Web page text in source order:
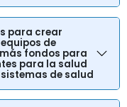
para crear
de
fondos para
para la salud
de salud